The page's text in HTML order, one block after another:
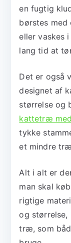
en fugtig
børstes med
eller vaskes
lang tid at
Det er også
designet af
størrelse og
kattetræ
tykke
et mindre
Alt i alt er
man skal
rigtige
og størrelse,
træ, som